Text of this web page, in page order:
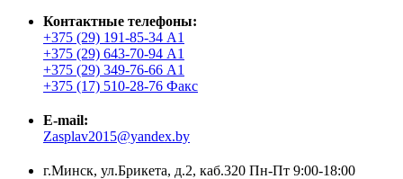
Контактные телефоны:
+375 (29) 191-85-34 А1
+375 (29) 643-70-94 А1
+375 (29) 349-76-66 А1
+375 (17) 510-28-76 Факс
E-mail:
Zasplav2015@yandex.by
г.Минск, ул.Брикета, д.2, каб.320 Пн-Пт 9:00-18:00